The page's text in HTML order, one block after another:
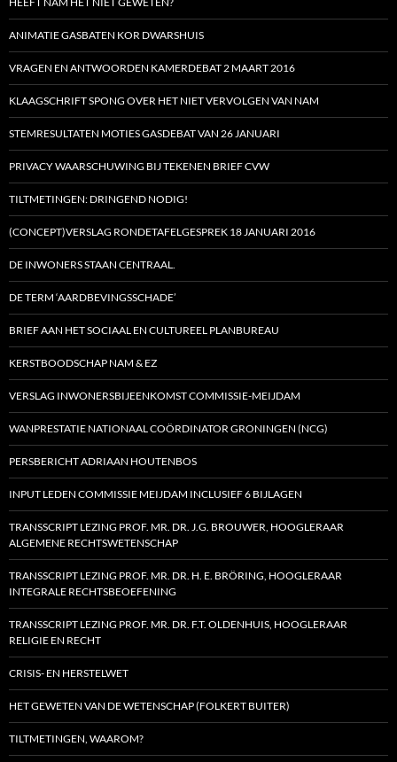
ANIMATIE GASBATEN KOR DWARSHUIS
VRAGEN EN ANTWOORDEN KAMERDEBAT 2 MAART 2016
KLAAGSCHRIFT SPONG OVER HET NIET VERVOLGEN VAN NAM
STEMRESULTATEN MOTIES GASDEBAT VAN 26 JANUARI
PRIVACY WAARSCHUWING BIJ TEKENEN BRIEF CVW
TILTMETINGEN: DRINGEND NODIG!
(CONCEPT)VERSLAG RONDETAFELGESPREK 18 JANUARI 2016
DE INWONERS STAAN CENTRAAL.
DE TERM ‘AARDBEVINGSSCHADE’
BRIEF AAN HET SOCIAAL EN CULTUREEL PLANBUREAU
KERSTBOODSCHAP NAM & EZ
VERSLAG INWONERSBIJEENKOMST COMMISSIE-MEIJDAM
WANPRESTATIE NATIONAAL COÖRDINATOR GRONINGEN (NCG)
PERSBERICHT ADRIAAN HOUTENBOS
INPUT LEDEN COMMISSIE MEIJDAM INCLUSIEF 6 BIJLAGEN
TRANSSCRIPT LEZING PROF. MR. DR. J.G. BROUWER, HOOGLERAAR
ALGEMENE RECHTSWETENSCHAP
TRANSSCRIPT LEZING PROF. MR. DR. H. E. BRÖRING, HOOGLERAAR
INTEGRALE RECHTSBEOEFENING
TRANSSCRIPT LEZING PROF. MR. DR. F.T. OLDENHUIS, HOOGLERAAR
RELIGIE EN RECHT
CRISIS- EN HERSTELWET
HET GEWETEN VAN DE WETENSCHAP (FOLKERT BUITER)
TILTMETINGEN, WAAROM?